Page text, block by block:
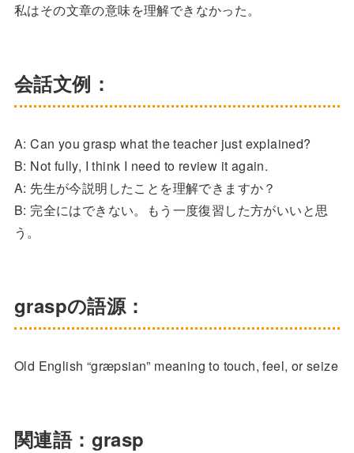
私はその文章の意味を理解できなかった。
会話文例：
A: Can you grasp what the teacher just explained?
B: Not fully, I think I need to review it again.
A: 先生が今説明したことを理解できますか？
B: 完全にはできない。もう一度復習した方がいいと思
う。
graspの語源：
Old English “græpsian” meaning to touch, feel, or seize
関連語：grasp